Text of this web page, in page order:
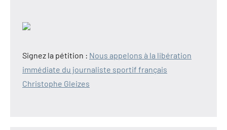
Signez la pétition : Nous appelons à la libération
immédiate du journaliste sportif français
Christophe Gleizes